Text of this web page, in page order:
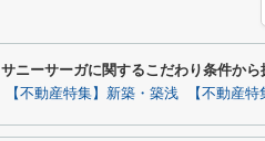
サニーサーガに関するこだわり条件から
【不動産特集】新築・築浅 【不動産